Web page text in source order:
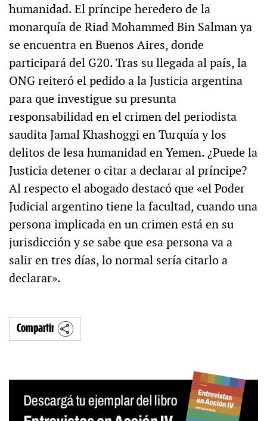
humanidad. El príncipe heredero de la
monarquía de Riad Mohammed Bin Salman ya
se encuentra en Buenos Aires, donde
participará del G20. Tras su llegada al país, la
ONG reiteró el pedido a la Justicia argentina
para que investigue su presunta
responsabilidad en el crimen del periodista
saudita Jamal Khashoggi en Turquía y los
delitos de lesa humanidad en Yemen. ¿Puede la
Justicia detener o citar a declarar al príncipe?
Al respecto el abogado destacó que «el Poder
Judicial argentino tiene la facultad, cuando una
persona implicada en un crimen está en su
jurisdicción y se sabe que esa persona va a
salir en tres días, lo normal sería citarlo a
declarar».
Compartir